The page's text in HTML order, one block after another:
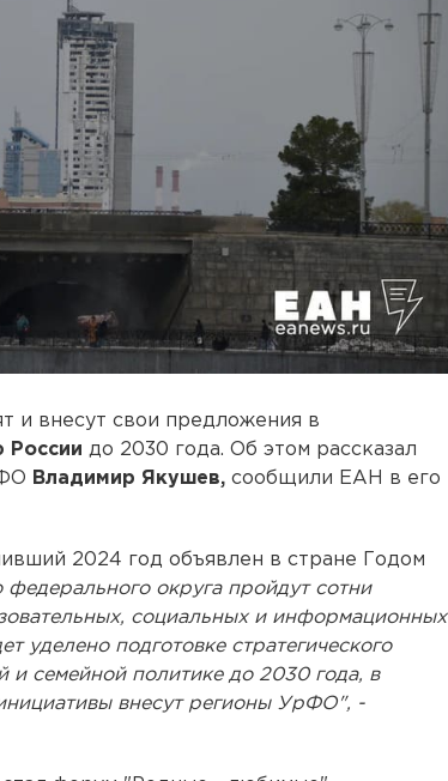
и внесут свои предложения в
России до 2030 года. Об этом рассказал
Владимир Якушев, сообщили ЕАН в его
2024 год объявлен в стране Годом
федерального округа пройдут сотни
социальных и информационных
уделено подготовке стратегического
и семейной политике до 2030 года, в
внесут регионы УрФО", -